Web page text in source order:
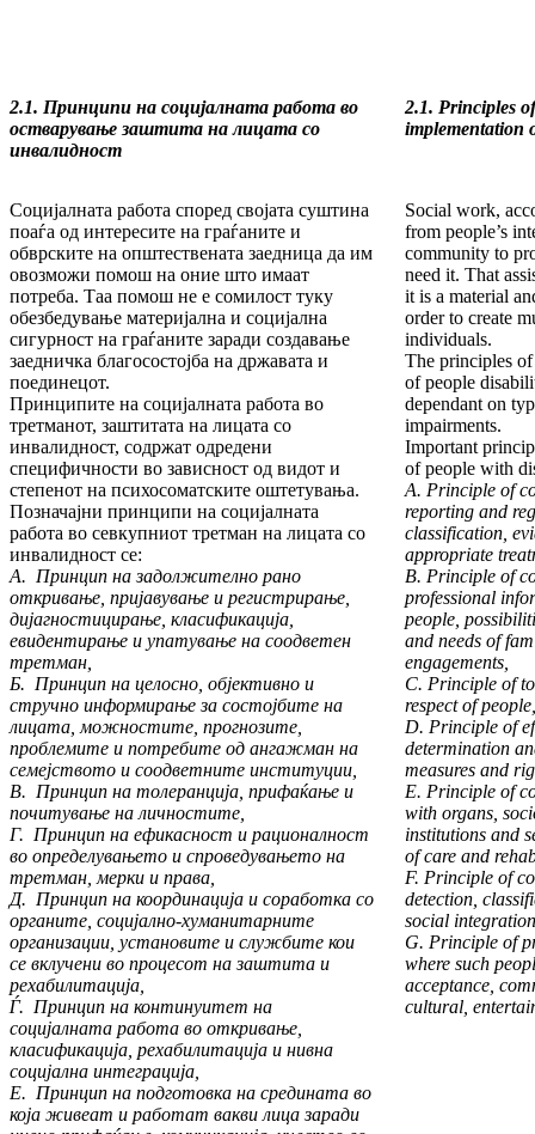
2.1. Принципи на социјалната работа во
остварување заштита на лицата со
инвалидност
2.1. Principles
implementation
Социјалната работа според својата суштина
поаѓа од интересите на граѓаните и
обврските на општествената заедница да им
овозможи помош на оние што имаат
потреба. Таа помош не е сомилост туку
обезбедување материјална и социјална
сигурност на граѓаните заради создавање
заедничка благосостојба на државата и
поединецот.
Принципите на социјалната работа во
третманот, заштитата на лицата со
инвалидност, содржат одредени
специфичности во зависност од видот и
степенот на психосоматските оштетувања.
Позначајни принципи на социјалната
работа во севкупниот третман на лицата со
инвалидност се:
А. Принцип на задолжително рано
откривање, пријавување и регистрирање,
дијагностицирање, класификација,
евидентирање и упатување на соодветен
третман,
Б. Принцип на целосно, објективно и
стручно информирање за состојбите на
лицата, можностите, прогнозите,
проблемите и потребите од ангажман на
семејството и соодветните институции,
В. Принцип на толеранција, прифаќање и
почитување на личностите,
Г. Принцип на ефикасност и рационалност
во определувањето и спроведувањето на
третман, мерки и права,
Д. Принцип на координација и соработка со
органите, социјално-хуманитарните
организации, установите и службите кои
се вклучени во процесот на заштита и
рехабилитација,
Ѓ. Принцип на континуитет на
социјалната работа во откривање,
класификација, рехабилитација и нивна
социјална интеграција,
Е. Принцип на подготовка на средината во
која живеат и работат вакви лица заради
Social work,
from people’s
community to
need it. That
it is a material
order to create
individuals.
The principles
of people
dependant on
impairments.
Important
of people with
A. Principle of
reporting and
classification,
appropriate
B. Principle of
professional
people,
and needs of
engagements,
C. Principle of
respect of people,
D. Principle of
determination
measures and
E. Principle of
with organs,
institutions and
of care and
F. Principle of
detection,
social
G. Principle of
where such
acceptance,
cultural,